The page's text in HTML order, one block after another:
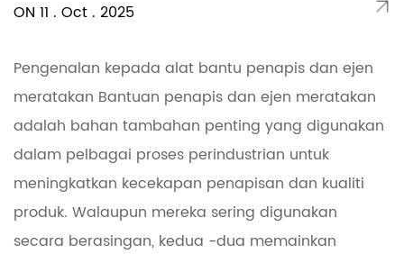
ON 11 . Oct . 2025
Pengenalan kepada alat bantu penapis dan ejen
meratakan Bantuan penapis dan ejen meratakan
adalah bahan tambahan penting yang digunakan
dalam pelbagai proses perindustrian untuk
meningkatkan kecekapan penapisan dan kualiti
produk. Walaupun mereka sering digunakan
secara berasingan, kedua -dua memainkan